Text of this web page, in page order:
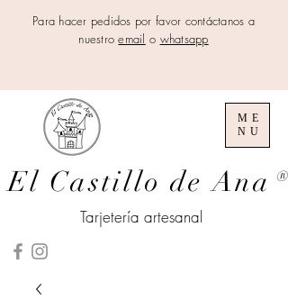
Para hacer pedidos por favor contáctanos a
nuestroemail o whatsapp
El Castillo de Ana ®
ME
NU
Tarjetería artesanal